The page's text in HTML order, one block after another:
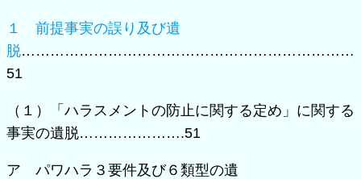
１ 前提事実の誤り及び遺
脱……………………………………………………………
51
（１）「ハラスメントの防止に関する定め」に関する
事実の遺脱………………….51
ア パワハラ３要件及び６類型の遺